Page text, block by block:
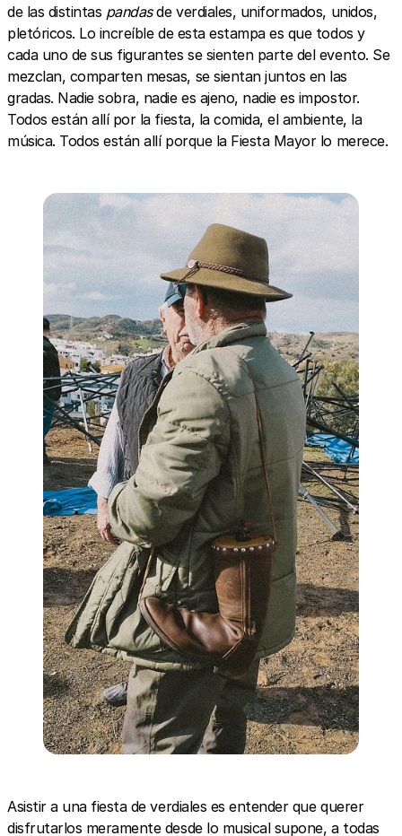
de las distintas pandasde verdiales, uniformados, unidos,
pletóricos. Lo increíble de esta estampa es que todos y
cada uno de sus figurantes se sienten parte del evento. Se
mezclan, comparten mesas, se sientan juntos en las
gradas. Nadie sobra, nadie es ajeno, nadie es impostor.
Todos están allí por la fiesta, la comida, el ambiente, la
música. Todos están allí porque la Fiesta Mayor lo merece.
Asistir a una fiesta de verdiales es entender que querer
disfrutarlos meramente desde lo musical supone, a todas